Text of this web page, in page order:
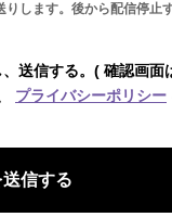
します。後から配信停止
送信する。( 確認画面
プライバシーポリシー
信する